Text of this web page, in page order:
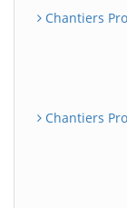
Chantiers
Chantiers